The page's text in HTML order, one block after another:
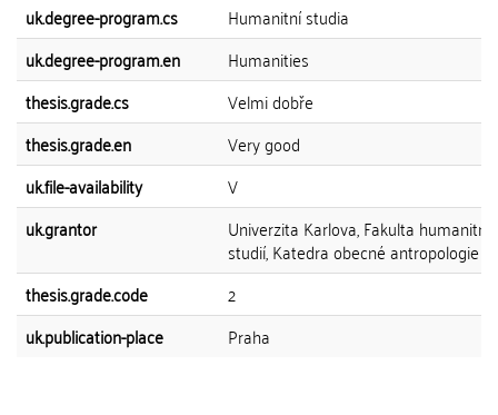
uk.degree-program.cs
Humanitní studia
uk.degree-program.en
Humanities
thesis.grade.cs
Velmi dobře
thesis.grade.en
Very good
uk.file-availability
V
uk.grantor
Univerzita Karlova, Fakulta
studií, Katedra obecné antropologie
thesis.grade.code
2
uk.publication-place
Praha